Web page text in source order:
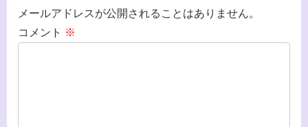
メールアドレスが公開されることはありません。
コメント ※